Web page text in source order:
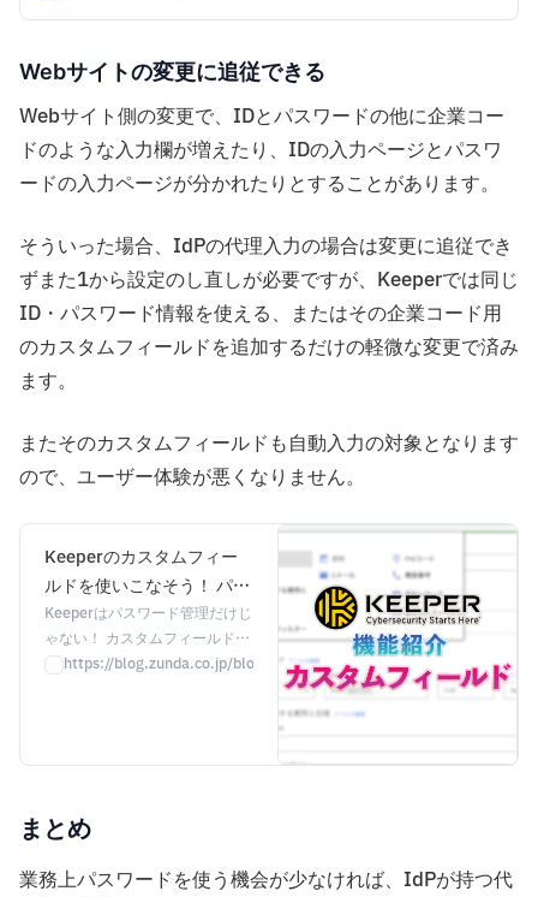
Webサイトの変更に追従できる
Webサイト側の変更で、IDとパスワードの他に企業コー
ドのような入力欄が増えたり、IDの入力ページとパスワ
ードの入力ページが分かれたりとすることがあります。
そういった場合、IdPの代理入力の場合は変更に追従でき
ずまた1から設定のし直しが必要ですが、Keeperでは同じ
ID・パスワード情報を使える、またはその企業コード用
のカスタムフィールドを追加するだけの軽微な変更で済み
ます。
またそのカスタムフィールドも自動入力の対象となります
ので、ユーザー体験が悪くなりません。
Keeperのカスタムフィー
ルドを使いこなそう！ パス
ワード管理を超えた活用術
- IT Admin Blog by
ZUNDA
Keeperはパスワード管理だけじ
ゃない！ カスタムフィールド機
能を使えば、クレジットカード
複数の入力欄やドメインを持つ
対策強化など、Keeperを最大限
に活用するためのヒントをご紹
介します。
https://blog.zunda.co.jp/blog/keeper-custom-field-tips
まとめ
業務上パスワードを使う機会が少なければ、IdPが持つ代